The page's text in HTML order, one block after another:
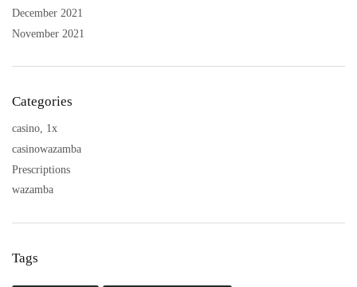
December 2021
November 2021
Categories
casino, 1x
casinowazamba
Prescriptions
wazamba
Tags